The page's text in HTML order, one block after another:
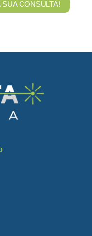
CONSULTA!